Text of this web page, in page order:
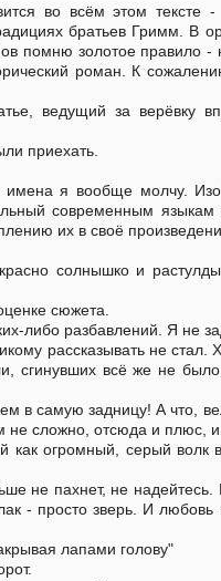
во всём этом тексте
братьев Гримм. В
помню золотое правило -
роман. К
ведущий за верёвку
приехать.
я вообще молчу.
современным
их в своё
солнышко и
сюжета.
либо разбавлений. Я не
рассказывать не
сгинувших всё же не
в самую задницу! А что,
не сложно, отсюда и плюс, и
как огромный, серый
не пахнет, не
- просто зверь. И
лапами голову"